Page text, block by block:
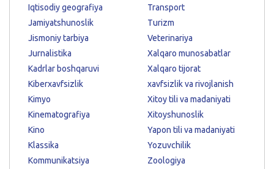
Iqtisodiy geografiya
Jamiyatshunoslik
Jismoniy tarbiya
Jurnalistika
Kadrlar boshqaruvi
Kiberxavfsizlik
Kimyo
Kinematografiya
Kino
Klassika
Kommunikatsiya
Transport
Turizm
Veterinariya
Xalqaro munosabatlar
Xalqaro tijorat
xavfsizlik va rivojlanish
Xitoy tili va madaniyati
Xitoyshunoslik
Yapon tili va madaniyati
Yozuvchilik
Zoologiya